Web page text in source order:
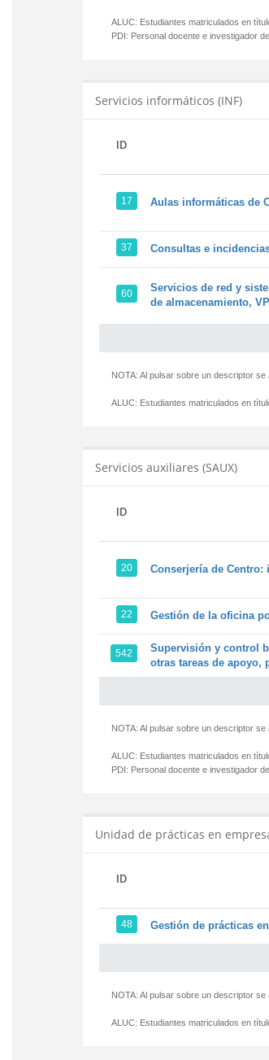
ALUC: Estudiantes matriculados en
PDI: Personal docente e investigador
Servicios informáticos (INF)
ID
17 Aulas informáticas de
37 Consultas e
60
Servicios de red y
de almacenamiento,
NOTA: Al pulsar sobre un descriptor
ALUC: Estudiantes matriculados en
Servicios auxiliares (SAUX)
ID
20 Conserjería de Centro:
22 Gestión de la oficina
542
Supervisión y control
otras tareas de apoyo,
NOTA: Al pulsar sobre un descriptor
ALUC: Estudiantes matriculados en
PDI: Personal docente e investigador
Unidad de prácticas en
ID
48 Gestión de prácticas
NOTA: Al pulsar sobre un descriptor
ALUC: Estudiantes matriculados en